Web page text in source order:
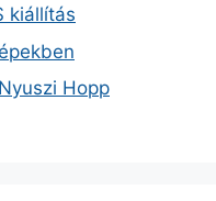
kiállítás
Hopp